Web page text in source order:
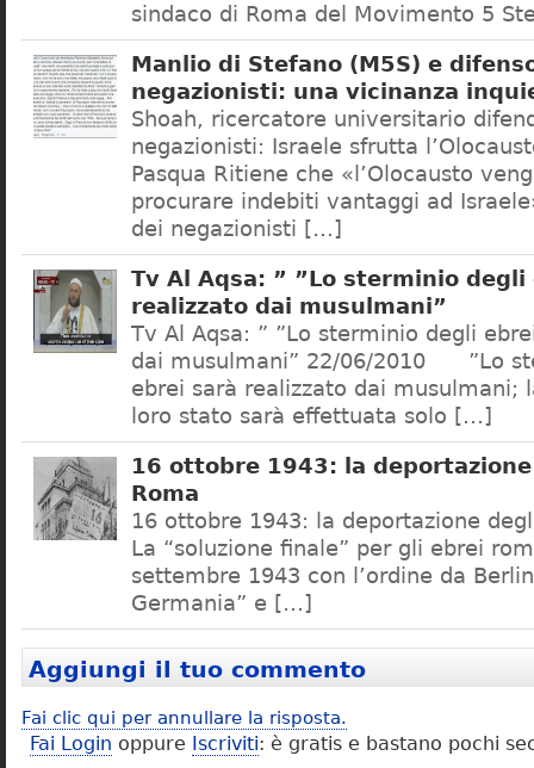
sindaco di Roma del Movimento 5
Manlio di Stefano (M5S) e
negazionisti: una vicinanza
Shoah, ricercatore universitario
negazionisti: Israele sfrutta
Pasqua Ritiene che «l’Olocausto
procurare indebiti vantaggi ad
dei negazionisti […]
Tv Al Aqsa: ” ”Lo sterminio degli
realizzato dai musulmani”
Tv Al Aqsa: ” ”Lo sterminio degli
dai musulmani” 22/06/2010 ”Lo
ebrei sarà realizzato dai musulmani;
loro stato sarà effettuata solo […]
16 ottobre 1943: la
Roma
16 ottobre 1943: la deportazione
La “soluzione finale” per gli ebrei
settembre 1943 con l’ordine da
Germania” e […]
Aggiungi il tuo commento
Fai clic qui per annullare la risposta.
Fai Login oppure Iscriviti: è gratis e bastano pochi